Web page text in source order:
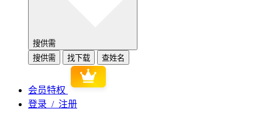
搜供需
搜供需
找下载 查姓名
会员特权
登录 / 注册